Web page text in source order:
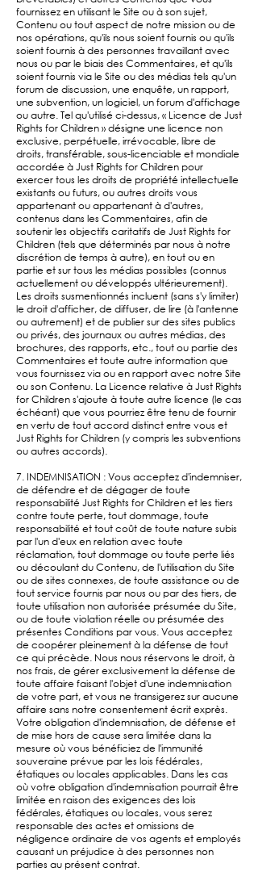
fournissez en utilisant le Site ou à son sujet,
Contenu ou tout aspect de notre mission ou de
nos opérations, qu'ils nous soient fournis ou qu'ils
soient fournis à des personnes travaillant avec
nous ou par le biais des Commentaires, et qu'ils
soient fournis via le Site ou des médias tels qu'un
forum de discussion, une enquête, un rapport,
une subvention, un logiciel, un forum d'affichage
ou autre. Tel qu'utilisé ci-dessus, « Licence de Just
Rights for Children » désigne une licence non
exclusive, perpétuelle, irrévocable, libre de
droits, transférable, sous-licenciable et mondiale
accordée à Just Rights for Children pour
exercer tous les droits de propriété intellectuelle
existants ou futurs, ou autres droits vous
appartenant ou appartenant à d'autres,
contenus dans les Commentaires, afin de
soutenir les objectifs caritatifs de Just Rights for
Children (tels que déterminés par nous à notre
discrétion de temps à autre), en tout ou en
partie et sur tous les médias possibles (connus
actuellement ou développés ultérieurement).
Les droits susmentionnés incluent (sans s'y limiter)
le droit d'afficher, de diffuser, de lire (à l'antenne
ou autrement) et de publier sur des sites publics
ou privés, des journaux ou autres médias, des
brochures, des rapports, etc., tout ou partie des
Commentaires et toute autre information que
vous fournissez via ou en rapport avec notre Site
ou son Contenu. La Licence relative à Just Rights
for Children s'ajoute à toute autre licence (le cas
échéant) que vous pourriez être tenu de fournir
en vertu de tout accord distinct entre vous et
Just Rights for Children (y compris les subventions
ou autres accords).
7. INDEMNISATION : Vous acceptez d'indemniser,
de défendre et de dégager de toute
responsabilité Just Rights for Children et les tiers
contre toute perte, tout dommage, toute
responsabilité et tout coût de toute nature subis
par l'un d'eux en relation avec toute
réclamation, tout dommage ou toute perte liés
ou découlant du Contenu, de l'utilisation du Site
ou de sites connexes, de toute assistance ou de
tout service fournis par nous ou par des tiers, de
toute utilisation non autorisée présumée du Site,
ou de toute violation réelle ou présumée des
présentes Conditions par vous. Vous acceptez
de coopérer pleinement à la défense de tout
ce qui précède. Nous nous réservons le droit, à
nos frais, de gérer exclusivement la défense de
toute affaire faisant l'objet d'une indemnisation
de votre part, et vous ne transigerez sur aucune
affaire sans notre consentement écrit exprès.
Votre obligation d'indemnisation, de défense et
de mise hors de cause sera limitée dans la
mesure où vous bénéficiez de l'immunité
souveraine prévue par les lois fédérales,
étatiques ou locales applicables. Dans les cas
où votre obligation d'indemnisation pourrait être
limitée en raison des exigences des lois
fédérales, étatiques ou locales, vous serez
responsable des actes et omissions de
négligence ordinaire de vos agents et employés
causant un préjudice à des personnes non
parties au présent contrat.